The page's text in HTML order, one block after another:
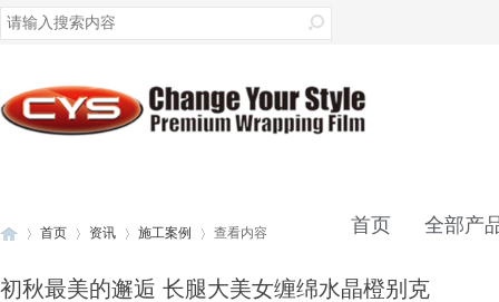
首页 全部产
首页 资讯 施工案例 查看内容
初秋最美的邂逅 长腿大美女缠绵水晶橙别克